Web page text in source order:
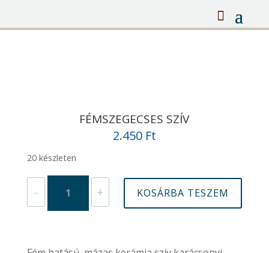
FÉMSZEGECSES SZÍV
2.450 Ft
20 készleten
-
Fémszegecses
mennyiség
+ KOSÁRBA TESZEM